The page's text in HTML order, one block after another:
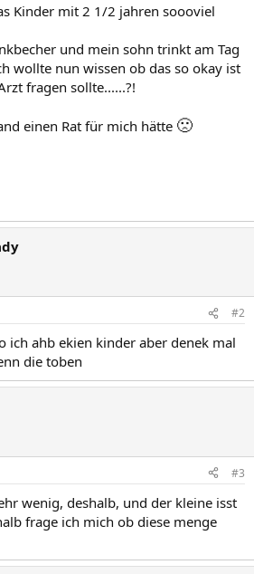
Kinder mit 2 1/2 jahren soooviel
und mein sohn trinkt am Tag
wollte nun wissen ob das so okay ist
fragen sollte......?!
einen Rat für mich hätte 🙁
#2
ich ahb ekien kinder aber denek mal
die toben
#3
wenig, deshalb, und der kleine isst
frage ich mich ob diese menge